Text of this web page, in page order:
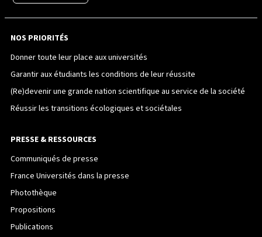
NOS PRIORITÉS
Donner toute leur place aux universités
Garantir aux étudiants les conditions de leur réussite
(Re)devenir une grande nation scientifique au service de la société
Réussir les transitions écologiques et sociétales
PRESSE & RESSOURCES
Communiqués de presse
France Universités dans la presse
Photothèque
Propositions
Publications